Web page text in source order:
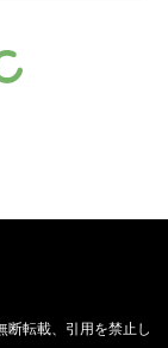
断転載、引用を禁止し